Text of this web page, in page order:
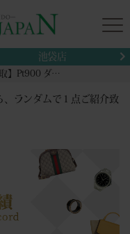
池袋店
【宅配買取】Pt900 ダイヤ ネックレス プラチナ ジュエリー買取査定｜長野県松本市
ランダムで１点ご紹介致